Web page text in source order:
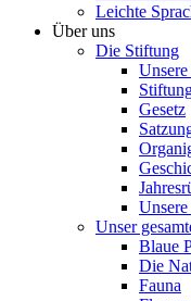
Leichte
Über uns
Die Stiftung
Gesetz
Unser
Blaue
Die
Fauna